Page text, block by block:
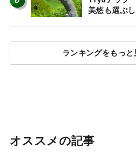
美悠も選ぶ
ランキングをもっと
オススメの記事